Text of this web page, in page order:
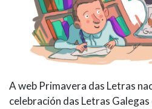
A web Primavera das Letras
celebración das Letras